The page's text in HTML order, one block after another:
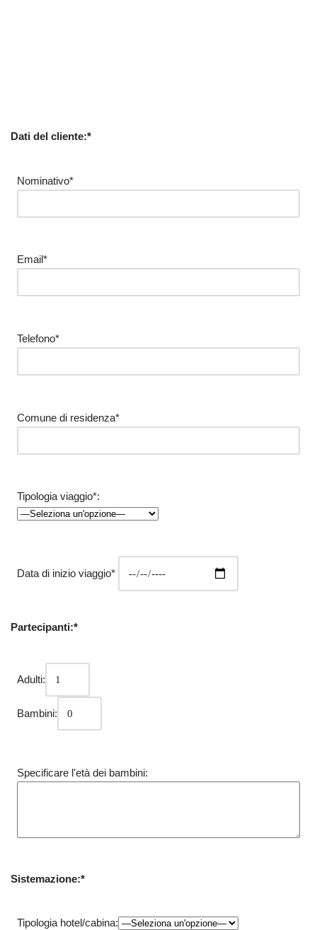
Dati del cliente:*
Nominativo*
Email*
Telefono*
Comune di residenza*
Tipologia viaggio*:
Data di inizio viaggio*
Partecipanti:*
Adulti:
Bambini:
Specificare l'età dei bambini:
Sistemazione:*
Tipologia hotel/cabina: